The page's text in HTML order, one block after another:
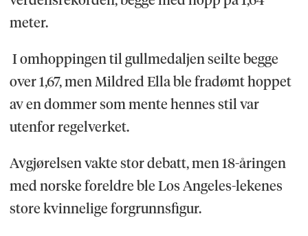
meter.
I omhoppingen til gullmedaljen seilte begge
over 1,67, men Mildred Ella ble fradømt hoppet
av en dommer som mente hennes stil var
utenfor regelverket.
Avgjørelsen vakte stor debatt, men 18-åringen
med norske foreldre ble Los Angeles-lekenes
store kvinnelige forgrunnsfigur.